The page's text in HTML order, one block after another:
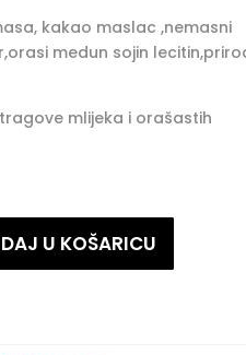
kakao maslac ,nemasni
medun sojin
mlijeka i orašastih
U KOŠARICU